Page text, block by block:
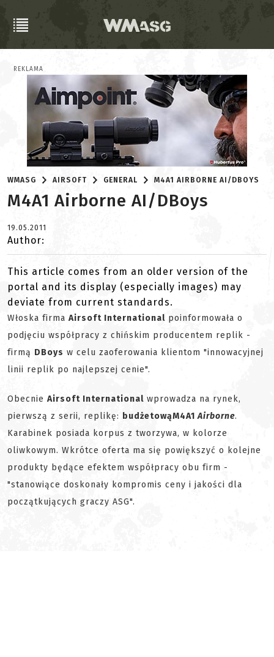
REKLAMA
WMASG AIRSOFT GENERAL M4A1 AIRBORNE AI/DBOYS
M4A1 Airborne AI/DBoys
19.05.2011
Author:
This article comes from an older version of the
portal and its display (especially images) may
deviate from current standards.
Włoska firma Airsoft International poinformowała o
podjęciu współpracy z chińskim producentem replik -
firmą DBoys w celu zaoferowania klientom "innowacyjnej
linii replik po najlepszej cenie".
Obecnie Airsoft International wprowadza na rynek,
pierwszą z serii, replikę: budżetowąM4A1Airborne.
Karabinek posiada korpus z tworzywa, w kolorze
oliwkowym. Wkrótce oferta ma się powiększyć o kolejne
produkty będące efektem współpracy obu firm -
"stanowiące doskonały kompromis ceny i jakości dla
początkujących graczy ASG".